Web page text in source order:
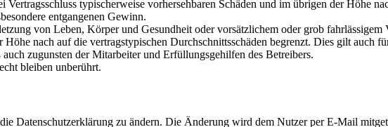
typischerweise vorhersehbaren Schäden und im übrigen der Höhe
entgangenen Gewinn.
von Leben, Körper und Gesundheit oder vorsätzlichem oder grob fahrlässigem
nach auf die vertragstypischen Durchschnittsschäden begrenzt. Dies gilt auch
zugunsten der Mitarbeiter und Erfüllungsgehilfen des Betreibers.
bleiben unberührt.
Datenschutzerklärung zu ändern. Die Änderung wird dem Nutzer per E-Mail